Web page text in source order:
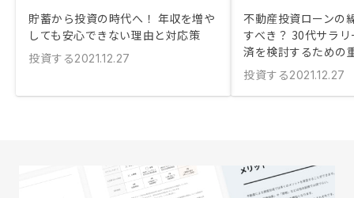
貯蓄から投資の時代へ！ 年収を増や
しても安心できない理由と対応策
投資する2021.12.27
不動産投資ローンの
すべき？ 30代サラ
済を検討するための
投資する2021.12.27